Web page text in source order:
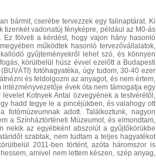
bármit, cserébe tervezzek egy falinaptárat. Ki
tizenkét vadonatúj fényképre, például az M0-ás
fölveti a kérdést, hogy vajon hány hasonló
működtek hasonló tervezővállalatok,
gyűjteményekről lehet szó, és könnyen
körülbelül húsz évvel ezelőtt a Budapesti
fotóhagyatéka, úgy tudom, 30-40 ezer
és feldolgozni az anyagot, és nem értem,
évek óta nem támogatja egy
Kotnyek Antal özvegyének a testvérétől,
hadd tegye le a pincéjükben, és valahogy ott
adott. Találkoztunk, nagyon
a Színháztörténeti Múzeumot, és elmondtam,
nekik az egyébként abszolút a gyűjtőkörükbe
szabtak, nem tudtam a teljes hagyatékot
2011-ben történt, azóta háromszor is
amivel nem lettem készen, szép anyag,